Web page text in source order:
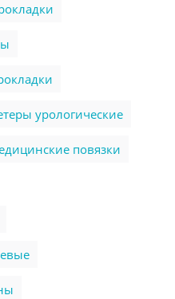
урологические
повязки